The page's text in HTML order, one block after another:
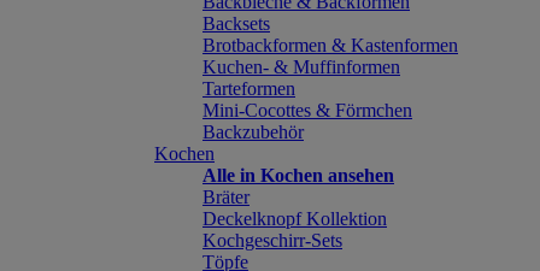
Backsets
Brotbackformen & Kastenformen
Kuchen- & Muffinformen
Tarteformen
Mini-Cocottes & Förmchen
Backzubehör
Kochen
Alle in Kochen ansehen
Bräter
Deckelknopf Kollektion
Kochgeschirr-Sets
Töpfe